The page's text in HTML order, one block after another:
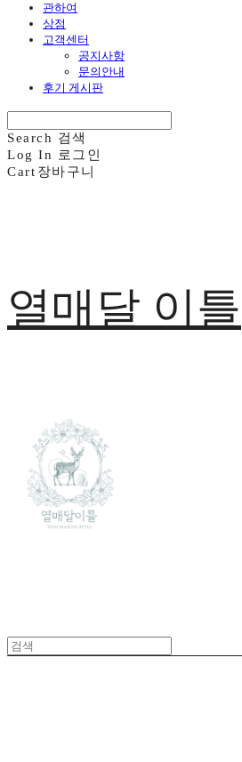
관하여
상점
고객센터
공지사항
문의안내
후기 게시판
Search 검색
Log In
로그인
Cart 장바구니
열매달 이틀